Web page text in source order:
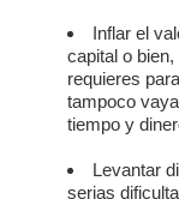
Inflar el
capital o
requieres
tampoco
tiempo y
Levantar
serias